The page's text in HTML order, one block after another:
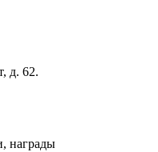
д. 62.
награды